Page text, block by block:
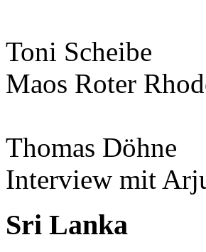
Toni Scheibe
Maos Roter
Thomas Döhne
Interview mit
Sri Lanka